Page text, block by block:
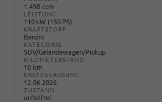
1.498 ccm
LEISTUNG
110 kW (150 PS)
KRAFTSTOFF
Benzin
KATEGORIE
SUV/Geländewagen/Pickup
KILOMETERSTAND
10 km
ERSTZULASSUNG
12.06.2026
ZUSTAND
unfallfrei